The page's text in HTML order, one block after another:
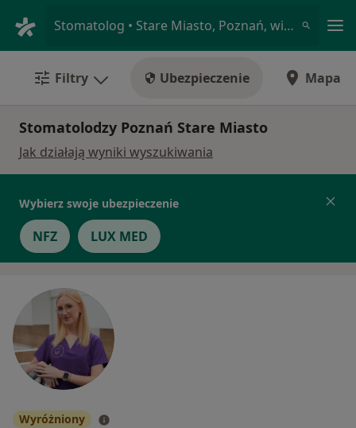
Stomatolog • Stare Miasto, Poznań, wielkopolskie
Filtry Ubezpieczenie Mapa
Stomatolodzy Poznań Stare Miasto
Jak działają wyniki wyszukiwania
Wybierz swoje ubezpieczenie
NFZ LUX MED
Wyróżniony